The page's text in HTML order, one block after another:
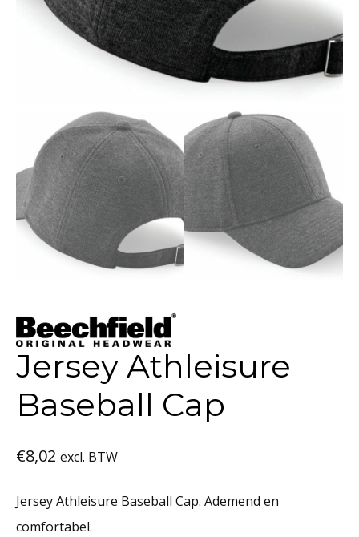
Jersey Athleisure
Baseball Cap
€8,02 excl. BTW
Jersey Athleisure Baseball Cap. Ademend en
comfortabel.